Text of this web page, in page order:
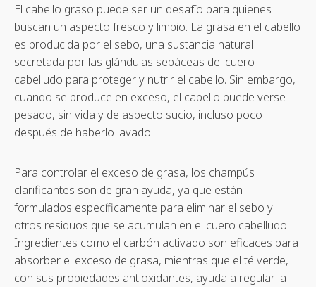
El cabello graso puede ser un desafío para quienes
buscan un aspecto fresco y limpio. La grasa en el cabello
es producida por el sebo, una sustancia natural
secretada por las glándulas sebáceas del cuero
cabelludo para proteger y nutrir el cabello. Sin embargo,
cuando se produce en exceso, el cabello puede verse
pesado, sin vida y de aspecto sucio, incluso poco
después de haberlo lavado.
Para controlar el exceso de grasa, los champús
clarificantes son de gran ayuda, ya que están
formulados específicamente para eliminar el sebo y
otros residuos que se acumulan en el cuero cabelludo.
Ingredientes como el carbón activado son eficaces para
absorber el exceso de grasa, mientras que el té verde,
con sus propiedades antioxidantes, ayuda a regular la